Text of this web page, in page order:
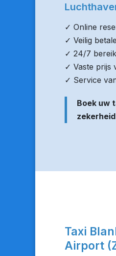
✓ Online
✓ Veilig
✓ 24/7
✓ Vaste prijs
✓ Service
Boek uw
Taxi
Airport